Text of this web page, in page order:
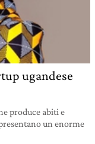
ugandese
produce abiti e
un enorme